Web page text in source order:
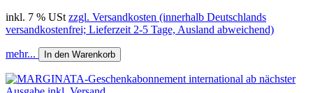
inkl. 7 % USt zzgl. Versandkosten (innerhalb Deutschlands
versandkostenfrei; Lieferzeit 2-5 Tage, Ausland abweichend)
mehr... In den Warenkorb